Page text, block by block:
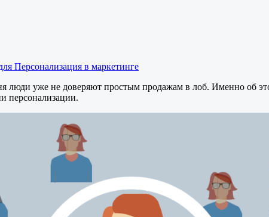
Персонализация в маркетинге
люди уже не доверяют простым продажам в лоб. Именно об
персонализации.